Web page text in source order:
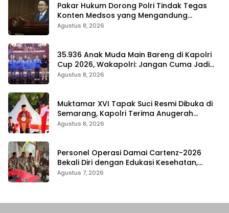
Pakar Hukum Dorong Polri Tindak Tegas
Konten Medsos yang Mengandung
Provokasi
Agustus 8, 2026
35.936 Anak Muda Main Bareng di Kapolri
Cup 2026, Wakapolri: Jangan Cuma Jadi
Penonton, Jadilah Talenta Digital
Agustus 8, 2026
Muktamar XVI Tapak Suci Resmi Dibuka di
Semarang, Kapolri Terima Anugerah
Anggota Kehormatan
Agustus 8, 2026
Personel Operasi Damai Cartenz-2026
Bekali Diri dengan Edukasi Kesehatan,
Wujud Kepedulian terhadap Kesiapan dan
Agustus 7, 2026